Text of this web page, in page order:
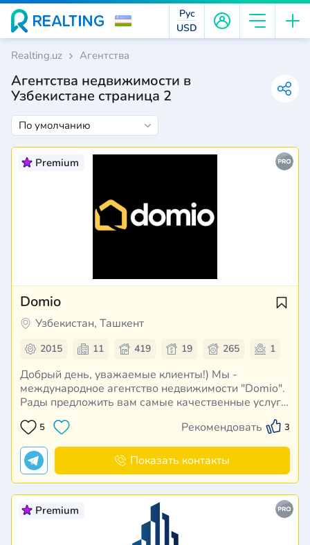
Рус
USD
Realting.uz Агентства
Агентства недвижимости в
Узбекистане страница 2
Premium
Domio
Узбекистан, Ташкент
2015 11 419 19 265 1
Добрый день, уважаемые клиенты!) Мы -
международное агентство недвижимости "Domio".
Рады предложить вам самые качественные услуги
на рынке недвижимости Ташкента. Почему самые
качественные? А вот почему: 1. Имеем самую
полную клиентскую базу - Всех храним в CRM
системе. 2. Серти…
5 Рекомендовать 3
Показать контакты
Premium